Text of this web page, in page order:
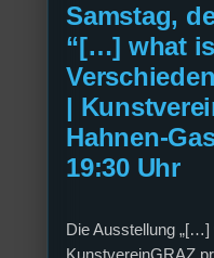
Samstag,
“[…] what
|
Hahnen-
19:30 Uhr
Die Ausstellung „[…]